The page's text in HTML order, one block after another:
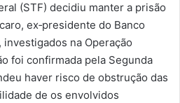
(STF) decidiu manter a prisão
ex‑presidente do Banco
na Operação
foi confirmada pela Segunda
haver risco de obstrução das
de os envolvidos